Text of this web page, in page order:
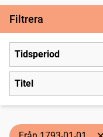
Filtrera
Tidsperiod
Titel